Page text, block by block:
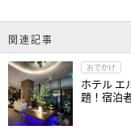
関連記事
おでかけ
ホテル エ
題！宿泊